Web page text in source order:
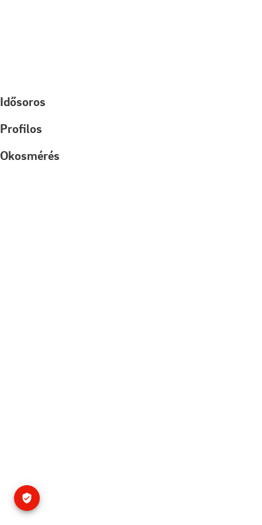
Idősoros
Profilos
Okosmérés